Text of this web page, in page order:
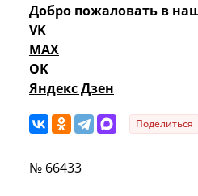
Добро пожаловать в
VK
MAX
OK
Яндекс Дзен
Поделиться
№ 66433